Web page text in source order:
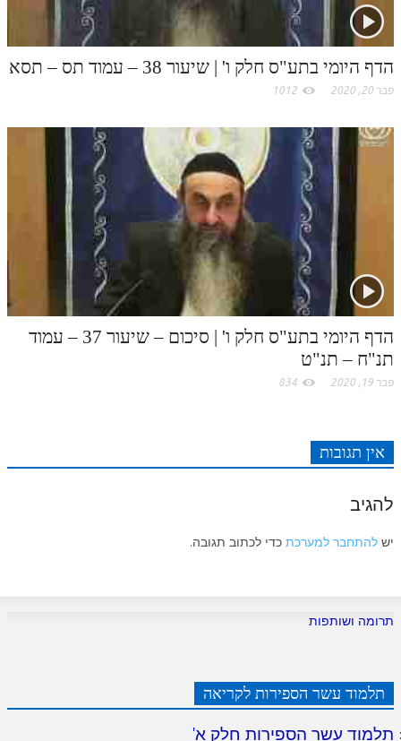
הדף היומי בתע"ס חלק ו' | שיעור 38 – עמוד תס – תסא
פבר 20, 2020 1012
הדף היומי בתע"ס חלק ו' | סיכום – שיעור 37 – עמוד
תנ"ח – תנ"ט
פבר 19, 2020 834
אין תגובות
להגיב
יש להתחבר למערכת כדי לכתוב תגובה.
תרומה ושותפות
תלמוד עשר הספירות לקריאה
תלמוד עשר הספירות חלק א'